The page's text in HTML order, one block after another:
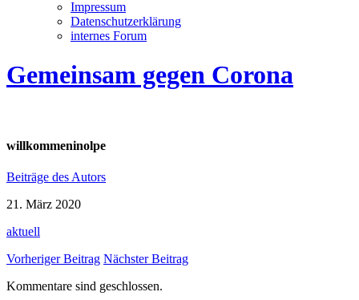
Impressum
Datenschutzerklärung
internes Forum
Gemeinsam gegen Corona
willkommeninolpe
Beiträge des Autors
21. März 2020
aktuell
Vorheriger Beitrag Nächster Beitrag
Kommentare sind geschlossen.